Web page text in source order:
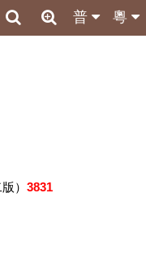
粵
普
） 3831